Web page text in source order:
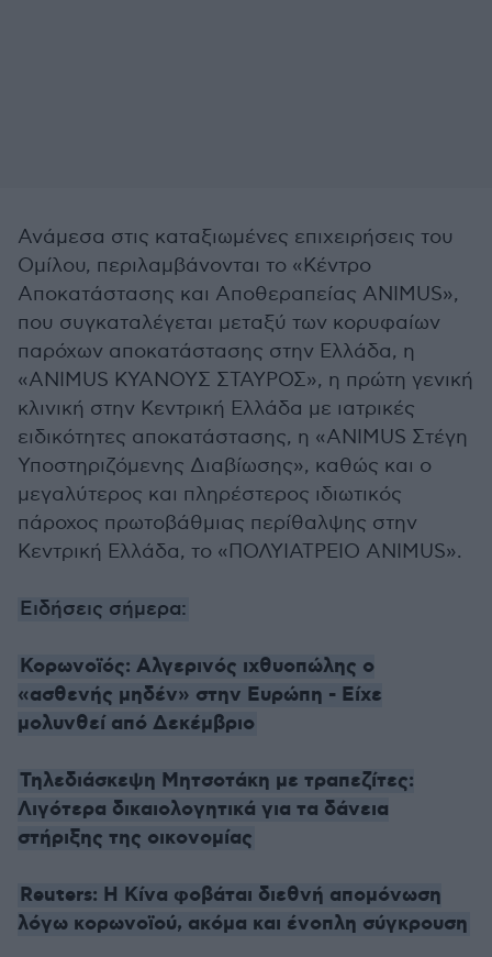
Ανάμεσα στις καταξιωμένες επιχειρήσεις του
Ομίλου, περιλαμβάνονται το «Κέντρο
Αποκατάστασης και Αποθεραπείας ANIMUS»,
που συγκαταλέγεται μεταξύ των κορυφαίων
παρόχων αποκατάστασης στην Ελλάδα, η
«ANIMUS ΚΥΑΝΟΥΣ ΣΤΑΥΡΟΣ», η πρώτη γενική
κλινική στην Κεντρική Ελλάδα με ιατρικές
ειδικότητες αποκατάστασης, η «ANIMUS Στέγη
Υποστηριζόμενης Διαβίωσης», καθώς και ο
μεγαλύτερος και πληρέστερος ιδιωτικός
πάροχος πρωτοβάθμιας περίθαλψης στην
Κεντρική Ελλάδα, το «ΠΟΛΥΙΑΤΡΕΙΟ ANIMUS».
Ειδήσεις σήμερα:
Κορωνοϊός: Αλγερινός ιχθυοπώλης ο
«ασθενής μηδέν» στην Ευρώπη - Είχε
μολυνθεί από Δεκέμβριο
Τηλεδιάσκεψη Μητσοτάκη με τραπεζίτες:
Λιγότερα δικαιολογητικά για τα δάνεια
στήριξης της οικονομίας
Reuters: H Κίνα φοβάται διεθνή απομόνωση
λόγω κορωνοϊού, ακόμα και ένοπλη σύγκρουση